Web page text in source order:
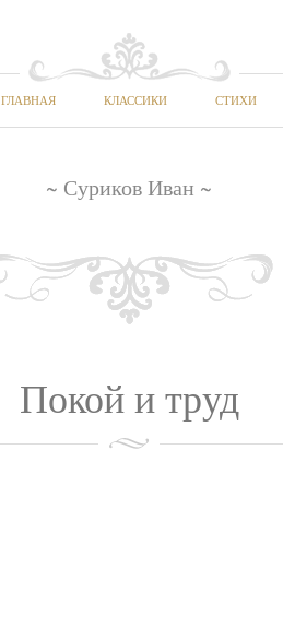
ГЛАВНАЯ КЛАССИКИ СТИХИ
~ Суриков Иван ~
Покой и труд